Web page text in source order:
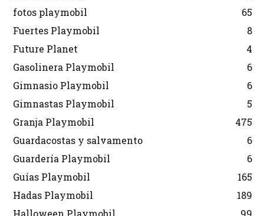
fotos playmobil
65
Fuertes Playmobil
8
Future Planet
4
Gasolinera Playmobil
6
Gimnasio Playmobil
6
Gimnastas Playmobil
5
Granja Playmobil
475
Guardacostas y salvamento
6
Guardería Playmobil
6
Guías Playmobil
165
Hadas Playmobil
189
Halloween Playmobil
99